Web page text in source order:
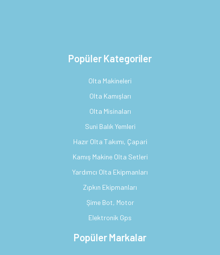
Popüler Kategoriler
Olta Makineleri
Olta Kamışları
Olta Misinaları
Suni Balık Yemleri
Hazır Olta Takımı, Çapari
Kamış Makine Olta Setleri
Yardımcı Olta Ekipmanları
Zıpkın Ekipmanları
Şime Bot, Motor
Elektronik Gps
Popüler Markalar